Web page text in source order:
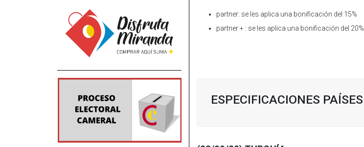
partner: se les aplica una bonificación del 15%
partner + : se les aplica una bonificación del 20%
ESPECIFICACIONES PAÍSES